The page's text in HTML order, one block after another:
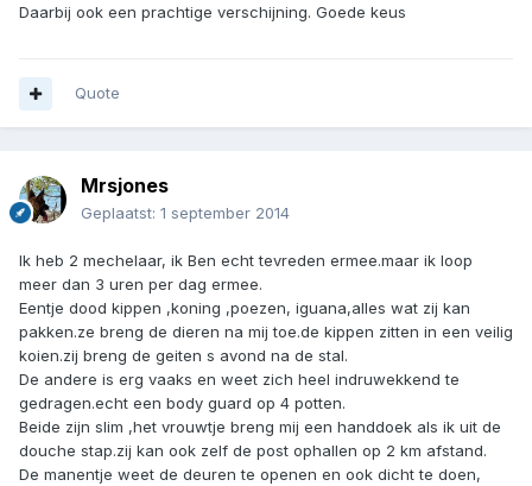
Daarbij ook een prachtige verschijning. Goede keus
Quote
Mrsjones
Geplaatst: 1 september 2014
Ik heb 2 mechelaar, ik Ben echt tevreden ermee.maar ik loop
meer dan 3 uren per dag ermee.
Eentje dood kippen ,koning ,poezen, iguana,alles wat zij kan
pakken.ze breng de dieren na mij toe.de kippen zitten in een veilig
koien.zij breng de geiten s avond na de stal.
De andere is erg vaaks en weet zich heel indruwekkend te
gedragen.echt een body guard op 4 potten.
Beide zijn slim ,het vrouwtje breng mij een handdoek als ik uit de
douche stap.zij kan ook zelf de post ophallen op 2 km afstand.
De manentje weet de deuren te openen en ook dicht te doen,